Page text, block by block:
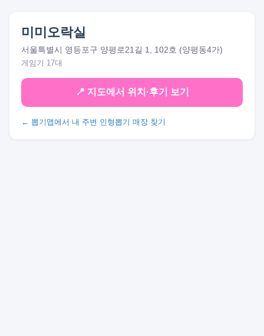
미미오락실
서울특별시 영등포구 양평로21길 1, 102호 (양평동4가)
게임기 17대
📍 지도에서 위치·후기 보기
← 뽑기맵에서 내 주변 인형뽑기 매장 찾기